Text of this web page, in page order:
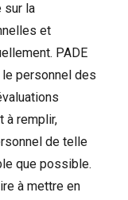
sur la
et
PADE
personnel des
à remplir,
de telle
que possible.
à mettre en